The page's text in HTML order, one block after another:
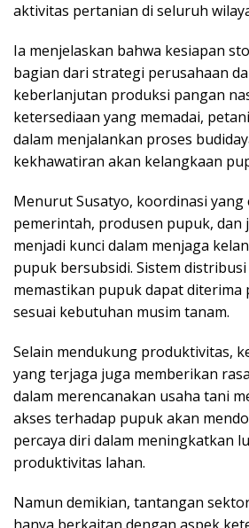
aktivitas pertanian di seluruh
Ia menjelaskan bahwa kesiapan
bagian dari strategi perusahaan
keberlanjutan produksi pangan
ketersediaan yang memadai,
dalam menjalankan proses
kekhawatiran akan kelangkaan
Menurut Susatyo, koordinasi yang
pemerintah, produsen pupuk, dan
menjadi kunci dalam menjaga
pupuk bersubsidi. Sistem
memastikan pupuk dapat diterima
sesuai kebutuhan musim tanam.
Selain mendukung produktivitas,
yang terjaga juga memberikan
dalam merencanakan usaha tani
akses terhadap pupuk akan
percaya diri dalam meningkatkan
produktivitas lahan.
Namun demikian, tantangan